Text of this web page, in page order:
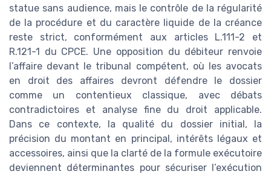
statue sans audience, mais le contrôle de la régularité
de la procédure et du caractère liquide de la créance
reste strict, conformément aux articles L.111-2 et
R.121-1 du CPCE. Une opposition du débiteur renvoie
l’affaire devant le tribunal compétent, où les avocats
en droit des affaires devront défendre le dossier
comme un contentieux classique, avec débats
contradictoires et analyse fine du droit applicable.
Dans ce contexte, la qualité du dossier initial, la
précision du montant en principal, intérêts légaux et
accessoires, ainsi que la clarté de la formule exécutoire
deviennent déterminantes pour sécuriser l’exécution